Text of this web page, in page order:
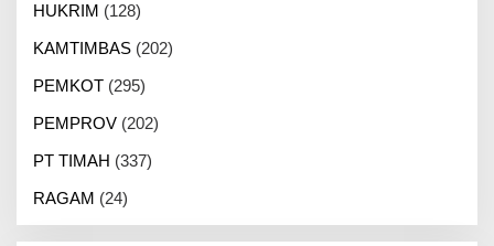
HUKRIM (128)
KAMTIMBAS (202)
PEMKOT (295)
PEMPROV (202)
PT TIMAH (337)
RAGAM (24)